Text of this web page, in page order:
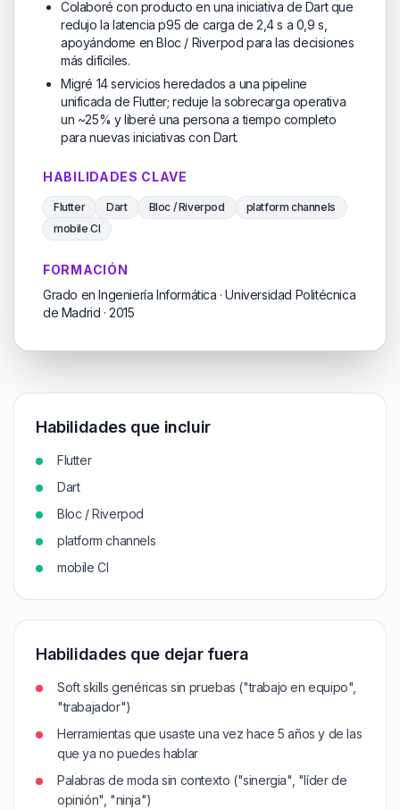
Colaboré con producto en una iniciativa de Dart que
redujo la latencia p95 de carga de 2,4 s a 0,9 s,
apoyándome en Bloc / Riverpod para las decisiones
más difíciles.
Migré 14 servicios heredados a una pipeline
unificada de Flutter; reduje la sobrecarga operativa
un ~25% y liberé una persona a tiempo completo
para nuevas iniciativas con Dart.
HABILIDADES CLAVE
Flutter Dart Bloc / Riverpod
platform channels
mobile CI
FORMACIÓN
Grado en Ingeniería Informática · Universidad Politécnica
de Madrid · 2015
Habilidades que incluir
Flutter
Dart
Bloc / Riverpod
platform channels
mobile CI
Habilidades que dejar fuera
Soft skills genéricas sin pruebas ("trabajo en equipo",
"trabajador")
Herramientas que usaste una vez hace 5 años y de las
que ya no puedes hablar
Palabras de moda sin contexto ("sinergia", "líder de
opinión", "ninja")